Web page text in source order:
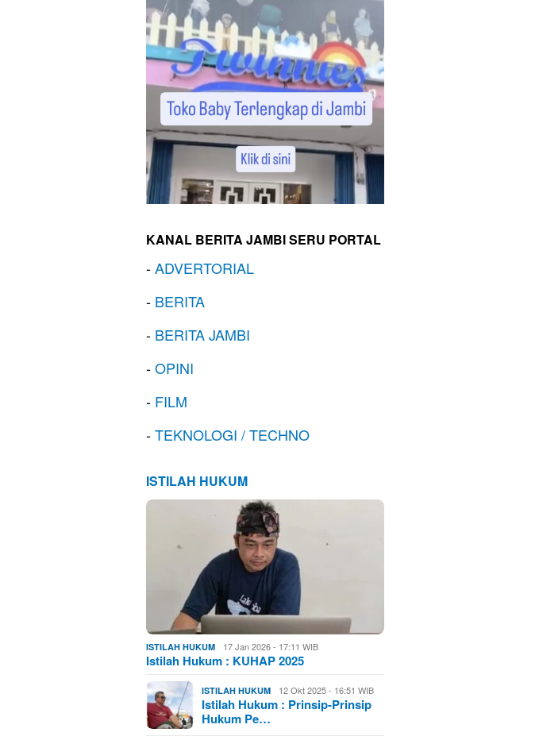
KANAL BERITA JAMBI SERU PORTAL
-ADVERTORIAL
- BERITA
- BERITA JAMBI
-OPINI
- FILM
-TEKNOLOGI / TECHNO
ISTILAH HUKUM
ISTILAH HUKUM 17 Jan 2026 - 17:11 WIB
Istilah Hukum : KUHAP 2025
ISTILAH HUKUM 12 Okt 2025 - 16:51 WIB
Istilah Hukum : Prinsip-Prinsip
Hukum Pe…